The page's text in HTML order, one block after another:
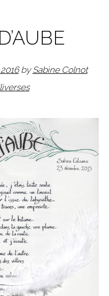
bySabine Colnot